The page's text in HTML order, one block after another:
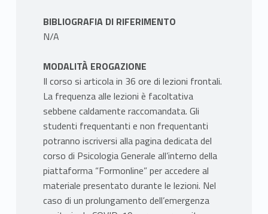
BIBLIOGRAFIA DI RIFERIMENTO
N/A
MODALITÀ EROGAZIONE
Il corso si articola in 36 ore di lezioni frontali.
La frequenza alle lezioni è facoltativa
sebbene caldamente raccomandata. Gli
studenti frequentanti e non frequentanti
potranno iscriversi alla pagina dedicata del
corso di Psicologia Generale all’interno della
piattaforma “Formonline” per accedere al
materiale presentato durante le lezioni. Nel
caso di un prolungamento dell’emergenza